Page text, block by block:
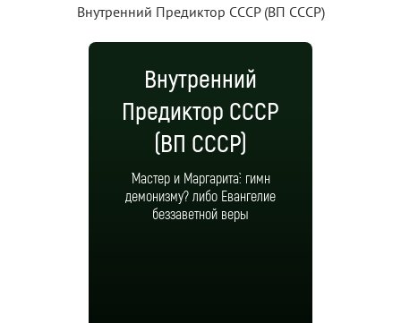
Внутренний Предиктор СССР (ВП СССР)
Внутренний
Предиктор СССР
(ВП СССР)
`Мастер и Маргарита`: гимн
демонизму? либо Евангелие
беззаветной веры